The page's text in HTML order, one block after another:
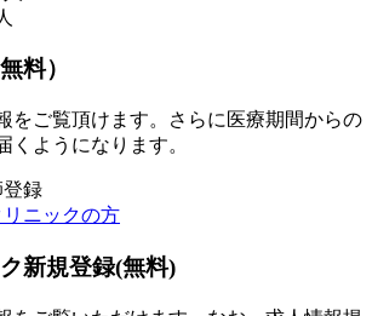
料）
をご覧頂けます。さらに医療期間からの
くようになります。
登録
ニックの方
新規登録(無料)